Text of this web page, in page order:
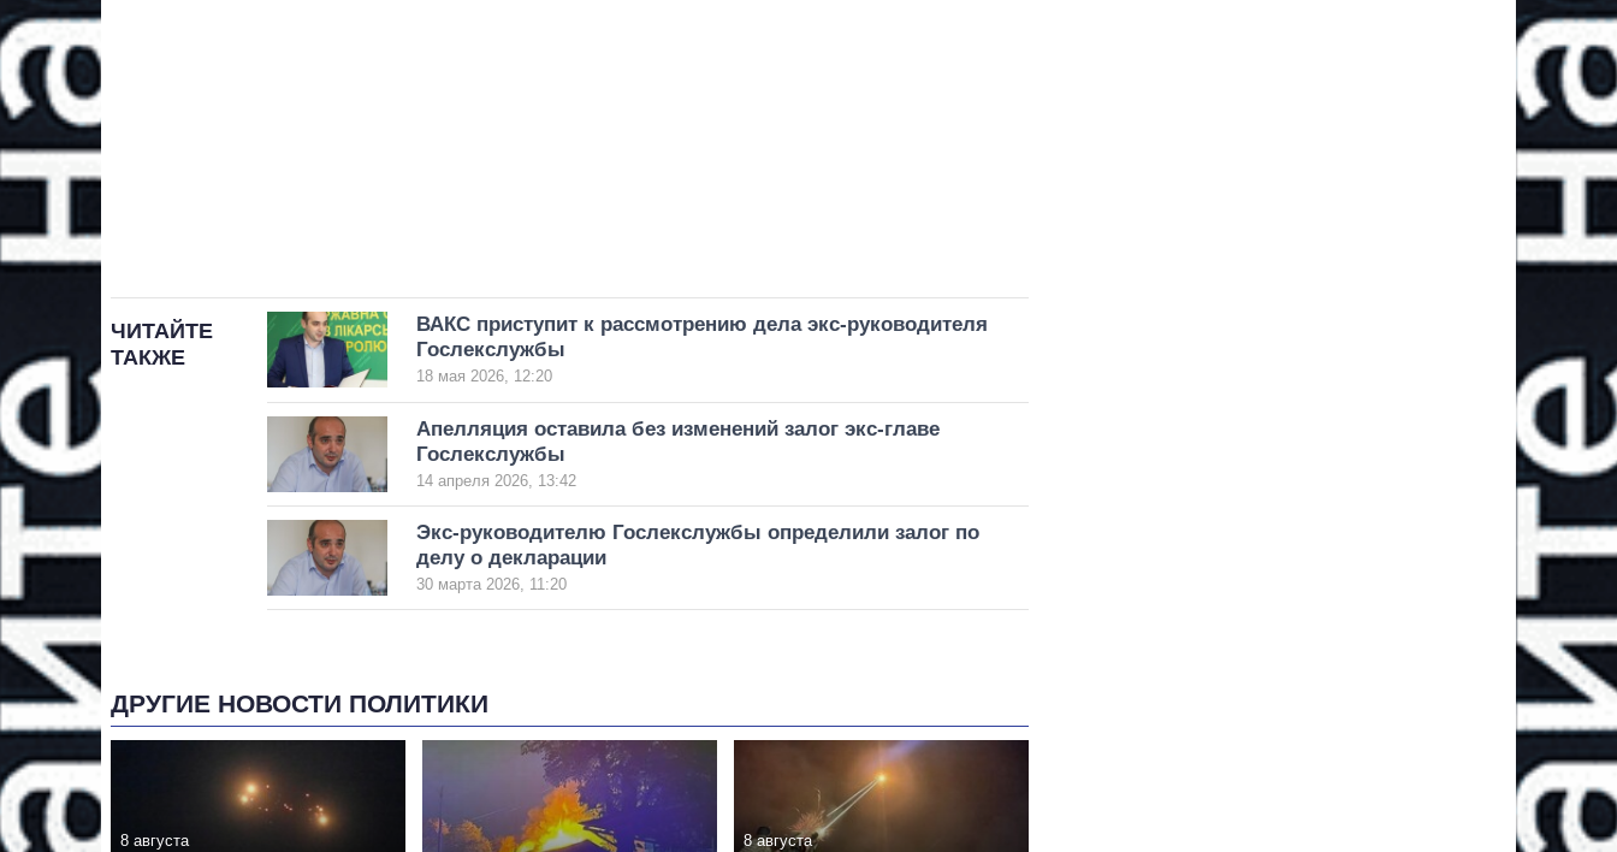
ЧИТАЙТЕ
ТАКЖЕ
ВАКС приступит к рассмотрению дела экс-руководителя
Гослекслужбы
18 мая 2026, 12:20
Апелляция оставила без изменений залог экс-главе
Гослекслужбы
14 апреля 2026, 13:42
Экс-руководителю Гослекслужбы определили залог по
делу о декларации
30 марта 2026, 11:20
ДРУГИЕ НОВОСТИ ПОЛИТИКИ
8 августа 8 августа